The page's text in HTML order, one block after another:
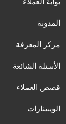
المدونة
مركز المعرفة
الأسئلة الشائعة
قصص العملاء
الويبينارات